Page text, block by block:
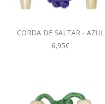
CORDA DE SALTAR - AZUL
6,95€